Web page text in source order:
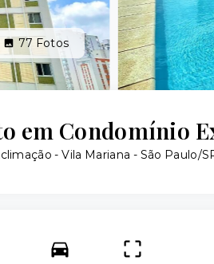
77 Fotos
em Condomínio
-Vila Mariana - São Paulo/